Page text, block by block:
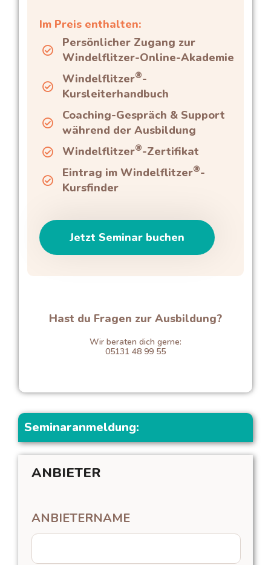
Im Preis enthalten:
Persönlicher Zugang zur
Windelflitzer-Online-Akademie
Windelflitzer®-
Kursleiterhandbuch
Coaching-Gespräch & Support
während der Ausbildung
Windelflitzer®-Zertifikat
Eintrag im Windelflitzer®-
Kursfinder
Jetzt Seminar buchen
Hast du Fragen zur Ausbildung?
Wir beraten dich gerne:
05131 48 99 55
Seminaranmeldung:
ANBIETER
ANBIETERNAME
ANREDE
NAME
ANBIETERNAME
ANBIETERART